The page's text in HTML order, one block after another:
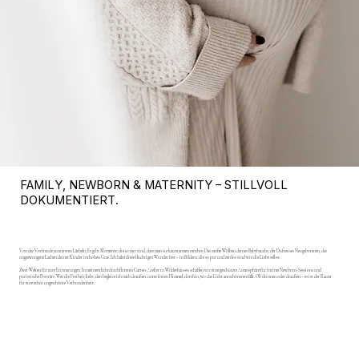
FAMILY, NEWBORN & MATERNITY – STILLVOLL
DOKUMENTIERT.
Von der Vorfreude zum ersten Lächeln. Es gibt Momente, die so zart sind, dass man sie kaum atmen möchte. Das sanfte Wölben deines Babybauchs, der Duft eines Neugeborenen, das
ungezwungene Lachen deiner Kinder im hohen Gras. Ich halte diese flüchtigen Wunder fest – in Bildern, die so pur und zeitlos sind wie die Liebe selbst.
Zwei Welten für eure Erinnerungen. In meinem lichtdurchfluteten Garten-Atelier in Wildeshausen schaffen wir eine geschützte Atmosphäre für intime Newborn-Sessions und
puristische Porträts. Wer die Freiheit liebt, den begleite ich nach draußen: unter freien Himmel, dorthin, wo das Licht am schönsten fällt. Ob drinnen oder draußen – es ist der Raum
für eure echte, ungeschönte Verbundenheit.